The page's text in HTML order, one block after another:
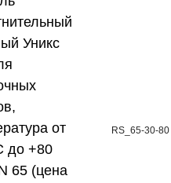
Уникс
от
до +80
65 (цена
RS_65-30-80